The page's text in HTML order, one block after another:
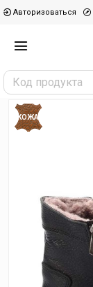
Авторизоваться
КОЖА